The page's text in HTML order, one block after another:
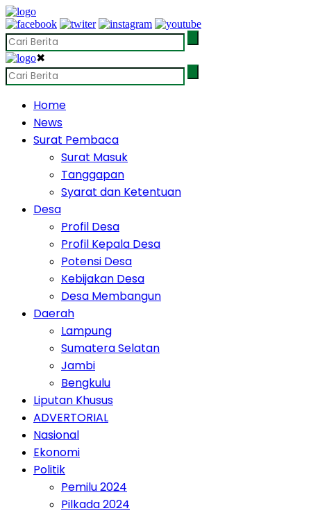
✖
Home
News
Surat Pembaca
Surat Masuk
Tanggapan
Syarat dan Ketentuan
Desa
Profil Desa
Profil Kepala Desa
Potensi Desa
Kebijakan Desa
Desa Membangun
Daerah
Lampung
Sumatera Selatan
Jambi
Bengkulu
Liputan Khusus
ADVERTORIAL
Nasional
Ekonomi
Politik
Pemilu 2024
Pilkada 2024